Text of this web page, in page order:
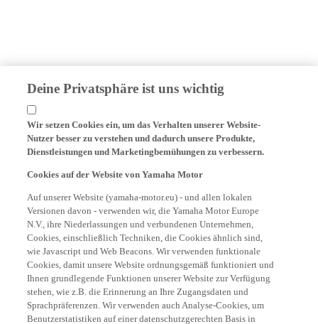
Deine Privatsphäre ist uns wichtig
Wir setzen Cookies ein, um das Verhalten unserer Website-
Nutzer besser zu verstehen und dadurch unsere Produkte,
Dienstleistungen und Marketingbemühungen zu verbessern.
Cookies auf der Website von Yamaha Motor
Auf unserer Website (yamaha-motor.eu) - und allen lokalen
Versionen davon - verwenden wir, die Yamaha Motor Europe
N.V., ihre Niederlassungen und verbundenen Unternehmen,
Cookies, einschließlich Techniken, die Cookies ähnlich sind,
wie Javascript und Web Beacons. Wir verwenden funktionale
Cookies, damit unsere Website ordnungsgemäß funktioniert und
Ihnen grundlegende Funktionen unserer Website zur Verfügung
stehen, wie z.B. die Erinnerung an Ihre Zugangsdaten und
Sprachpräferenzen. Wir verwenden auch Analyse-Cookies, um
Benutzerstatistiken auf einer datenschutzgerechten Basis in